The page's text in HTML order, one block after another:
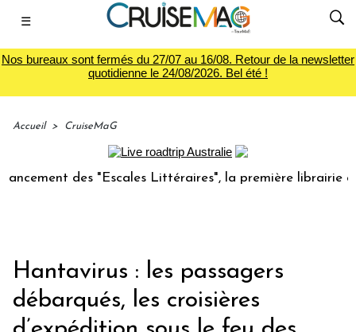
☰
Nos bureaux sont fermés du 27/07 au 16/08. Retour de la newsletter
quotidienne le 24/08/2026. Bel été !
Accueil > CruiseMaG
des "Escales Littéraires", la première librairie du voyage
Hantavirus : les passagers
débarqués, les croisières